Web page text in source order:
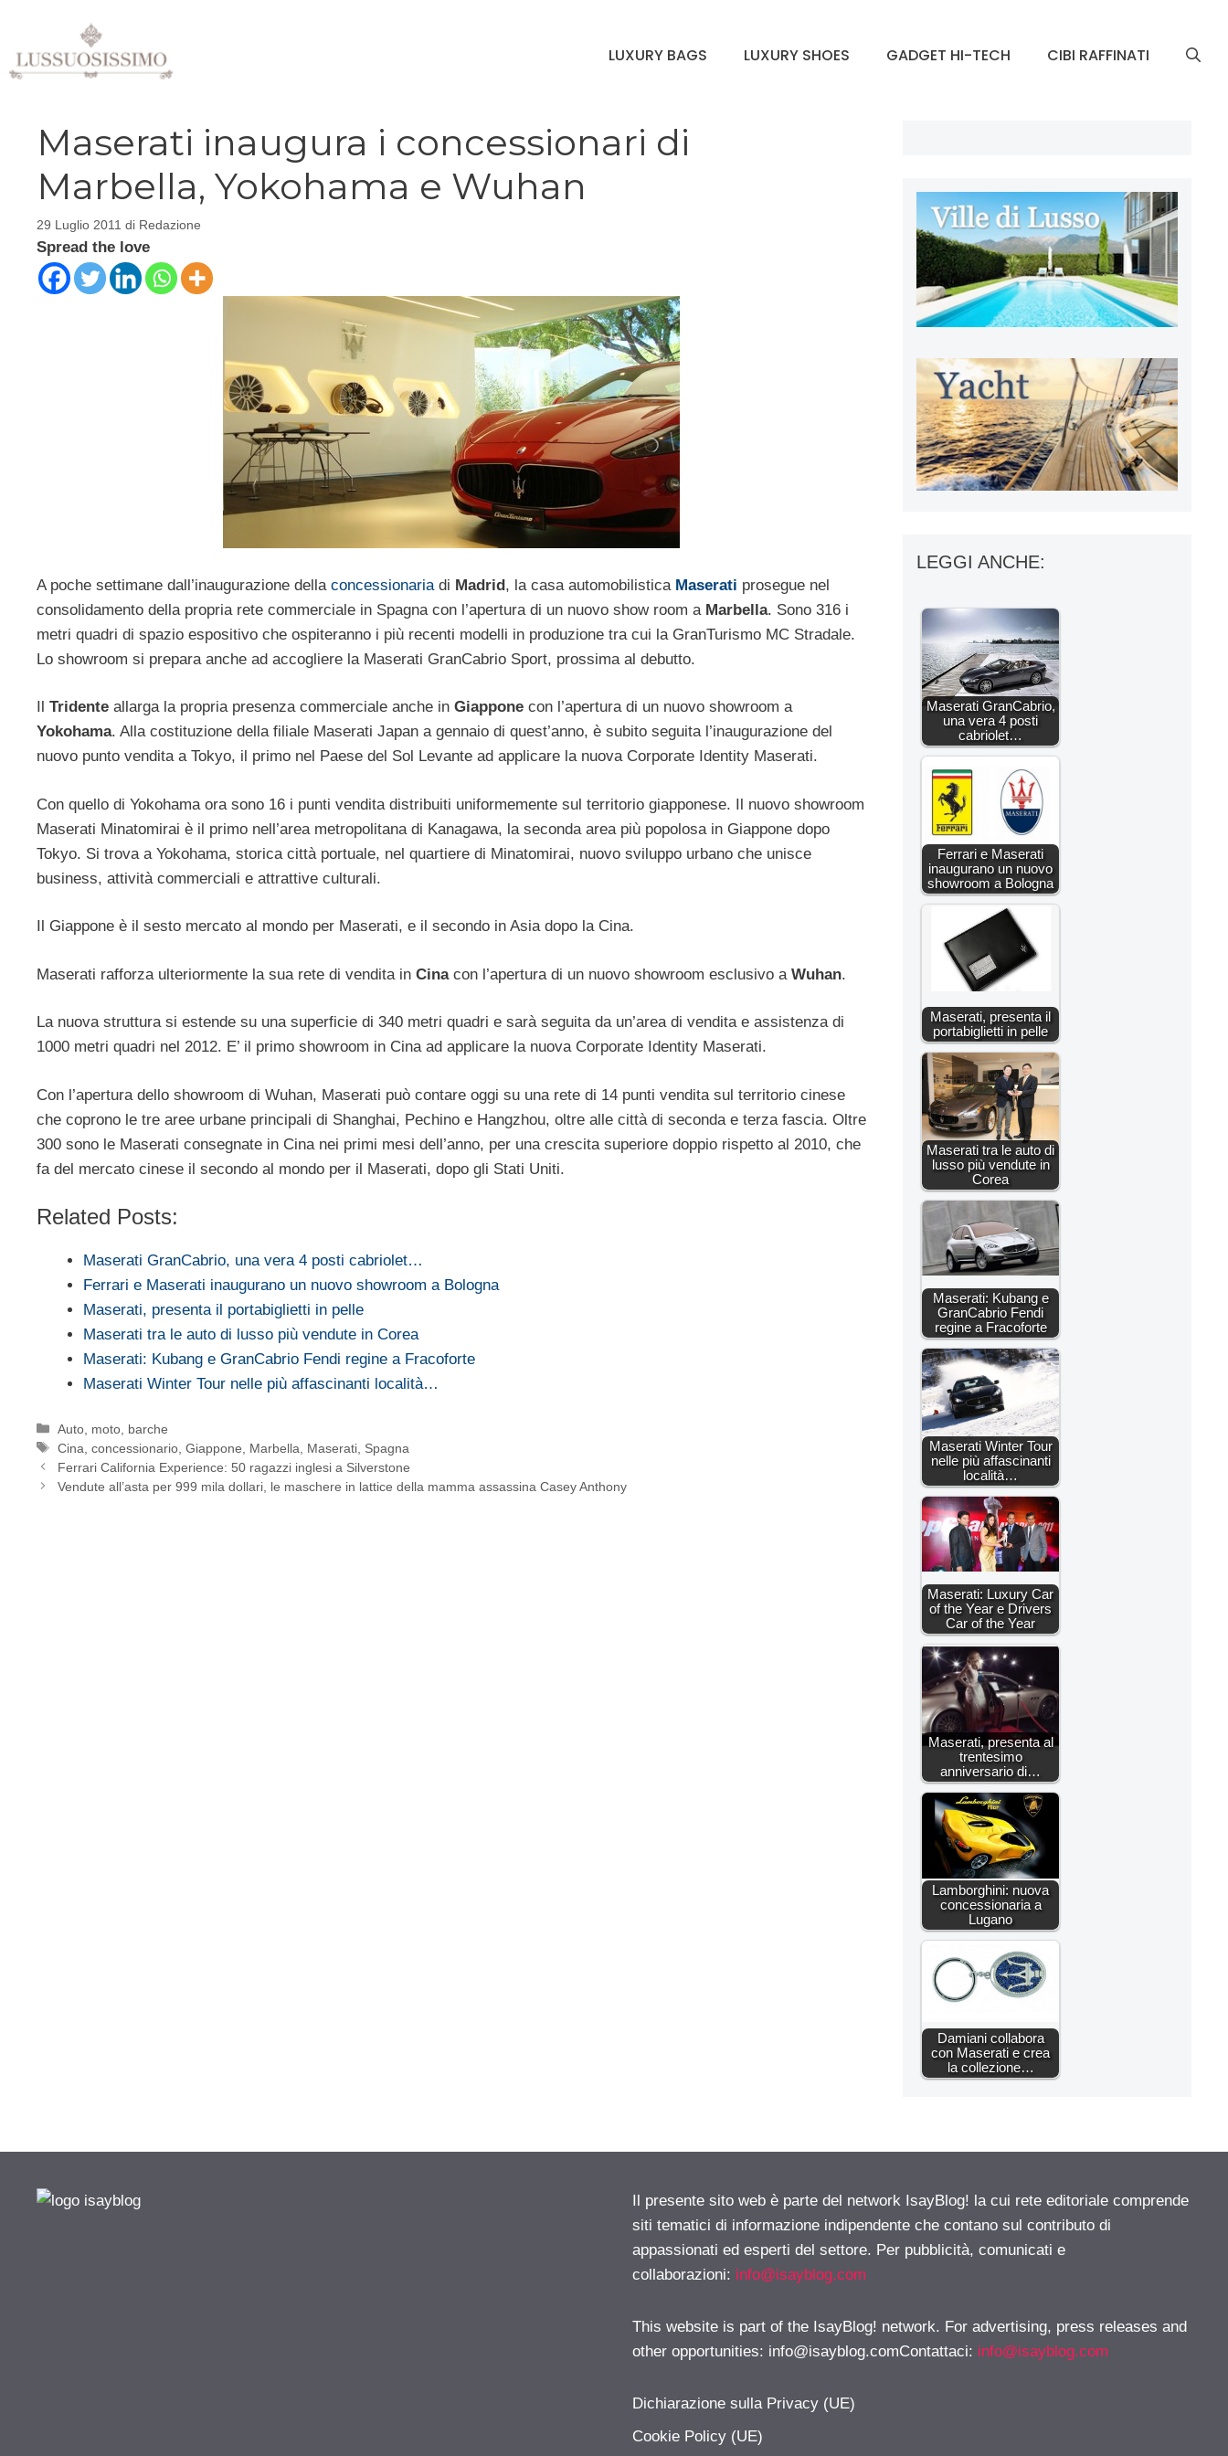
contenuto
LUXURY BAGS LUXURY SHOES GADGET HI-TECH CIBI RAFFINATI
Maserati inaugura i concessionari di
Marbella, Yokohama e Wuhan
29 Luglio 2011 di Redazione
Spread the love
A poche settimane dall’inaugurazione della concessionaria di Madrid, la casa automobilistica Maserati prosegue nel
consolidamento della propria rete commerciale in Spagna con l’apertura di un nuovo show room a Marbella. Sono 316 i
metri quadri di spazio espositivo che ospiteranno i più recenti modelli in produzione tra cui la GranTurismo MC Stradale.
Lo showroom si prepara anche ad accogliere la Maserati GranCabrio Sport, prossima al debutto.
Il Tridente allarga la propria presenza commerciale anche in Giappone con l’apertura di un nuovo showroom a
Yokohama. Alla costituzione della filiale Maserati Japan a gennaio di quest’anno, è subito seguita l’inaugurazione del
nuovo punto vendita a Tokyo, il primo nel Paese del Sol Levante ad applicare la nuova Corporate Identity Maserati.
Con quello di Yokohama ora sono 16 i punti vendita distribuiti uniformemente sul territorio giapponese. Il nuovo showroom
Maserati Minatomirai è il primo nell’area metropolitana di Kanagawa, la seconda area più popolosa in Giappone dopo
Tokyo. Si trova a Yokohama, storica città portuale, nel quartiere di Minatomirai, nuovo sviluppo urbano che unisce
business, attività commerciali e attrattive culturali.
Il Giappone è il sesto mercato al mondo per Maserati, e il secondo in Asia dopo la Cina.
Maserati rafforza ulteriormente la sua rete di vendita in Cinacon l’apertura di un nuovo showroom esclusivo a Wuhan.
La nuova struttura si estende su una superficie di 340 metri quadri e sarà seguita da un’area di vendita e assistenza di
1000 metri quadri nel 2012. E’ il primo showroom in Cina ad applicare la nuova Corporate Identity Maserati.
Con l’apertura dello showroom di Wuhan, Maserati può contare oggi su una rete di 14 punti vendita sul territorio cinese
che coprono le tre aree urbane principali di Shanghai, Pechino e Hangzhou, oltre alle città di seconda e terza fascia. Oltre
300 sono le Maserati consegnate in Cina nei primi mesi dell’anno, per una crescita superiore doppio rispetto al 2010, che
fa del mercato cinese il secondo al mondo per il Maserati, dopo gli Stati Uniti.
Related Posts:
Maserati GranCabrio, una vera 4 posti cabriolet…
Ferrari e Maserati inaugurano un nuovo showroom a Bologna
Maserati, presenta il portabiglietti in pelle
Maserati tra le auto di lusso più vendute in Corea
Maserati: Kubang e GranCabrio Fendi regine a Fracoforte
Maserati Winter Tour nelle più affascinanti località…
Categorie
Auto, moto, barche
Tag
Cina ,concessionario ,Giappone Marbella Maserati Spagna
Ferrari California Experience: 50 ragazzi inglesi a Silverstone
Vendute all’asta per 999 mila dollari, le maschere in lattice della mamma assassina Casey Anthony
LEGGI ANCHE:
Maserati GranCabrio,
una vera 4 posti
cabriolet…
Ferrari e Maserati
inaugurano un nuovo
showroom a Bologna
Maserati, presenta il
portabiglietti in pelle
Maserati tra le auto di
lusso più vendute in
Corea
Maserati: Kubang e
GranCabrio Fendi
regine a Fracoforte
Maserati Winter Tour
nelle più affascinanti
località…
Maserati: Luxury Car
of the Year e Drivers
Car of the Year
Maserati, presenta al
trentesimo
anniversario di…
Lamborghini: nuova
concessionaria a
Lugano
Damiani collabora
con Maserati e crea
la collezione…
Il presente sito web è parte del network IsayBlog! la cui rete editoriale comprende
siti tematici di informazione indipendente che contano sul contributo di
appassionati ed esperti del settore. Per pubblicità, comunicati e
collaborazioni: info@isayblog.com
This website is part of the IsayBlog! network. For advertising, press releases and
other opportunities: info@isayblog.comContattaci: info@isayblog.com
Dichiarazione sulla Privacy (UE)
Cookie Policy (UE)